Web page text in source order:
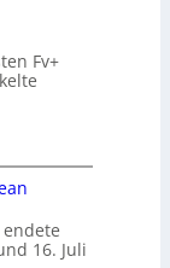
Fv+
endete
16. Juli